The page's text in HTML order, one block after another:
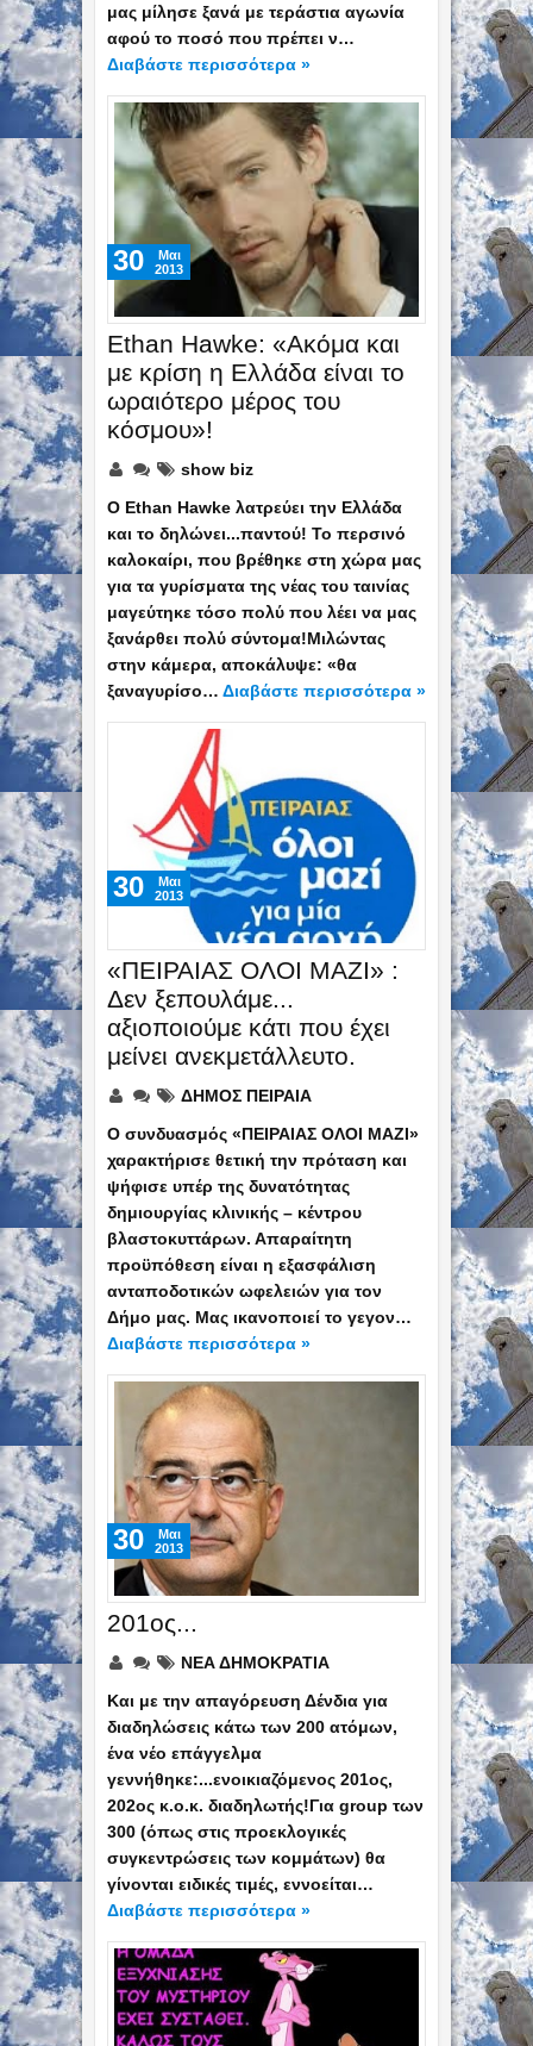
μας μίλησε ξανά με τεράστια αγωνία
αφού το ποσό που πρέπει ν…
Διαβάστε περισσότερα »
Ethan Hawke: «Ακόμα και
με κρίση η Ελλάδα είναι το
ωραιότερο μέρος του
κόσμου»!
show biz
Ο Ethan Hawke λατρεύει την Ελλάδα
και το δηλώνει...παντού! Το περσινό
καλοκαίρι, που βρέθηκε στη χώρα μας
για τα γυρίσματα της νέας του ταινίας
μαγεύτηκε τόσο πολύ που λέει να μας
ξανάρθει πολύ σύντομα!Μιλώντας
στην κάμερα, αποκάλυψε: «θα
ξαναγυρίσο… Διαβάστε περισσότερα »
30
Mαι
2013
«ΠΕΙΡΑΙΑΣ ΟΛΟΙ ΜΑΖΙ» :
Δεν ξεπουλάμε...
αξιοποιούμε κάτι που έχει
μείνει ανεκμετάλλευτο.
ΔΗΜΟΣ ΠΕΙΡΑΙΑ
Ο συνδυασμός «ΠΕΙΡΑΙΑΣ ΟΛΟΙ ΜΑΖΙ»
χαρακτήρισε θετική την πρόταση και
ψήφισε υπέρ της δυνατότητας
δημιουργίας κλινικής – κέντρου
βλαστοκυττάρων. Απαραίτητη
προϋπόθεση είναι η εξασφάλιση
ανταποδοτικών ωφελειών για τον
Δήμο μας. Μας ικανοποιεί το γεγον…
Διαβάστε περισσότερα »
30
Mαι
2013
201ος...
ΝΕΑ ΔΗΜΟΚΡΑΤΙΑ
Και με την απαγόρευση Δένδια για
διαδηλώσεις κάτω των 200 ατόμων,
ένα νέο επάγγελμα
γεννήθηκε:...ενοικιαζόμενος 201ος,
202ος κ.ο.κ. διαδηλωτής!Για group των
300 (όπως στις προεκλογικές
συγκεντρώσεις των κομμάτων) θα
γίνονται ειδικές τιμές, εννοείται…
Διαβάστε περισσότερα »
30
Mαι
2013